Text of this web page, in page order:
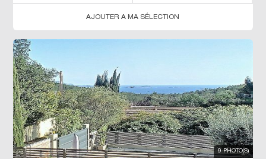
AJOUTER A MA SÉLECTION
9 PHOTO(S)